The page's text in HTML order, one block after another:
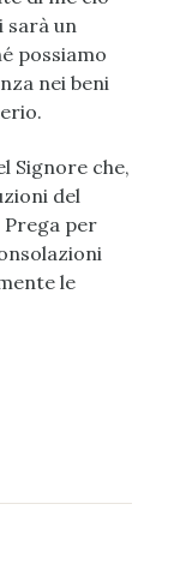
sarà un
possiamo
nei beni
Signore che,
del
Prega per
le